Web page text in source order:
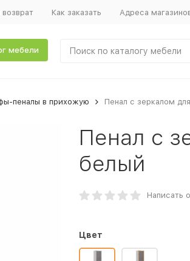
возврат Как заказать Адреса
мебели
пеналы в прихожую Пенал с зеркалом
Пенал с
белый
Написать
Цвет